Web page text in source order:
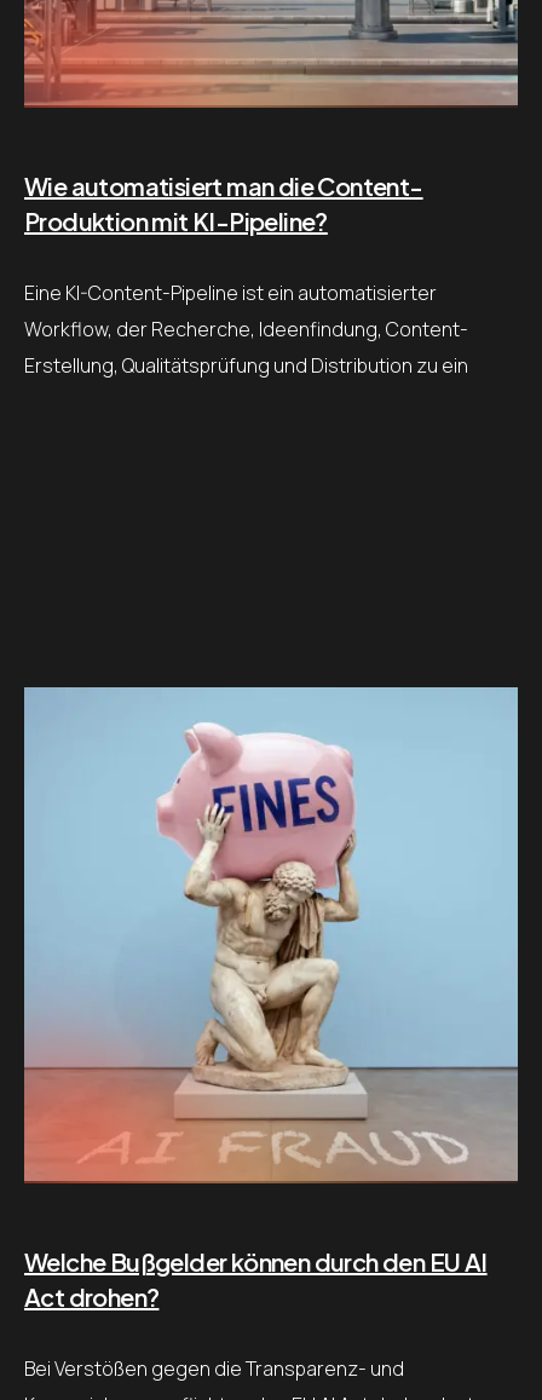
Wie automatisiert man die Content-
Produktion mit KI-Pipeline?
Eine KI-Content-Pipeline ist ein automatisierter
Workflow, der Recherche, Ideenfindung, Content-
Erstellung, Qualitätsprüfung und Distribution zu ein
Welche Bußgelder können durch den EU AI
Act drohen?
Bei Verstößen gegen die Transparenz- und